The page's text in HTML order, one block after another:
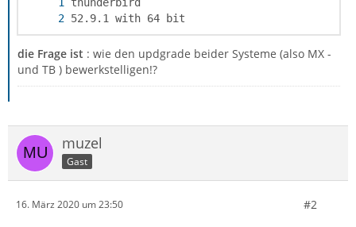
52.9.1 with 64 bit
die Frage ist : wie den updgrade beider Systeme (also MX -
und TB ) bewerkstelligen!?
muzel
Gast
16. März 2020 um 23:50 #2